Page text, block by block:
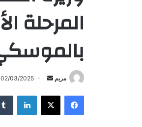
المرحلة
مريم
أرسل 02/03/2025
فيسبوك X